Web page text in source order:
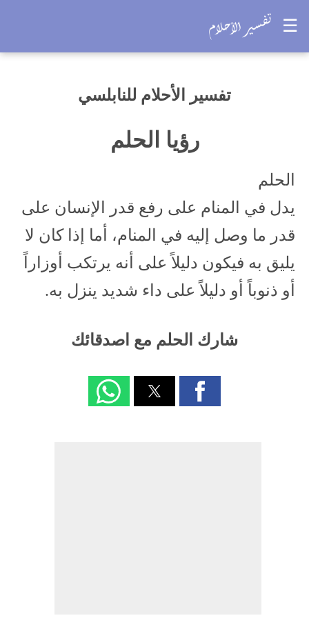
☰
تفسير الأحلام للنابلسي
رؤيا الحلم
الحلم
يدل في المنام على رفع قدر الإنسان على
قدر ما وصل إليه في المنام، أما إذا كان لا
يليق به فيكون دليلاً على أنه يرتكب أوزاراً
أو ذنوباً أو دليلاً على داء شديد ينزل به.
شارك الحلم مع اصدقائك